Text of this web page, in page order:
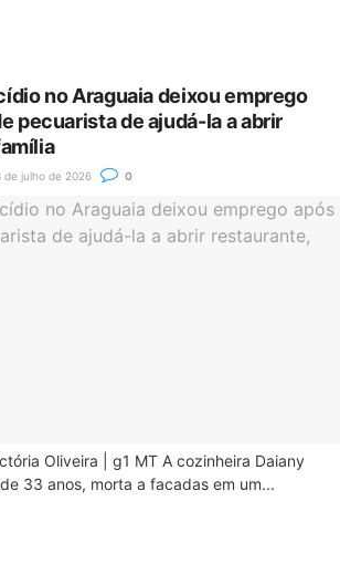
no Araguaia deixou emprego
pecuarista de ajudá-la a abrir
de julho de 2026 0
Oliveira | g1 MT A cozinheira Daiany
33 anos, morta a facadas em um...